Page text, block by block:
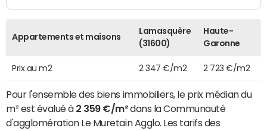
Appartements et maisons
Lamasquère
(31600)
Haute-
Garonne
Prix au m2 2 347 €/m2 2 723 €/m2
Pour l'ensemble des biens immobiliers, le prix médian du
m² est évalué à 2 359 €/m²dans la Communauté
d'agglomération Le Muretain Agglo. Les tarifs des